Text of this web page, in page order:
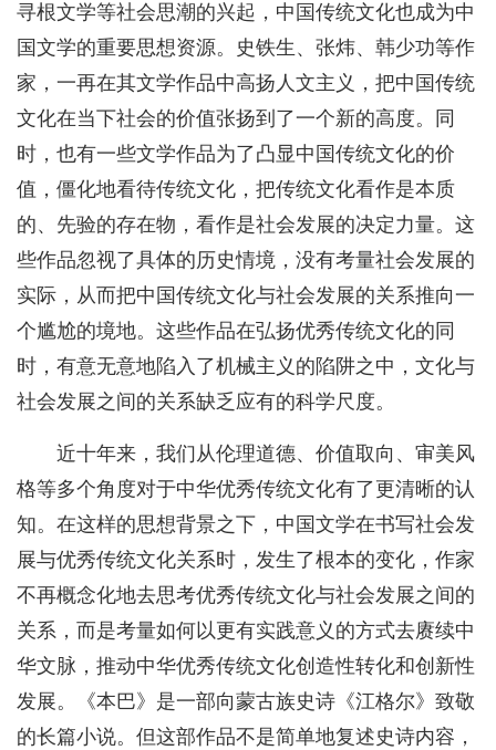
寻根文学等社会思潮的兴起，中国传统文化也成为中
国文学的重要思想资源。史铁生、张炜、韩少功等作
家，一再在其文学作品中高扬人文主义，把中国传统
文化在当下社会的价值张扬到了一个新的高度。同
时，也有一些文学作品为了凸显中国传统文化的价
值，僵化地看待传统文化，把传统文化看作是本质
的、先验的存在物，看作是社会发展的决定力量。这
些作品忽视了具体的历史情境，没有考量社会发展的
实际，从而把中国传统文化与社会发展的关系推向一
个尴尬的境地。这些作品在弘扬优秀传统文化的同
时，有意无意地陷入了机械主义的陷阱之中，文化与
社会发展之间的关系缺乏应有的科学尺度。
近十年来，我们从伦理道德、价值取向、审美风
格等多个角度对于中华优秀传统文化有了更清晰的认
知。在这样的思想背景之下，中国文学在书写社会发
展与优秀传统文化关系时，发生了根本的变化，作家
不再概念化地去思考优秀传统文化与社会发展之间的
关系，而是考量如何以更有实践意义的方式去赓续中
华文脉，推动中华优秀传统文化创造性转化和创新性
发展。《本巴》是一部向蒙古族史诗《江格尔》致敬
的长篇小说。但这部作品不是简单地复述史诗内容，